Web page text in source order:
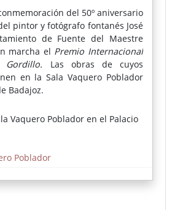
del 50º aniversario
pintor y fotógrafo fontanés José
de Fuente del Maestre
marcha el Premio Internacional
Las obras de cuyos
en la Sala Vaquero Poblador
Badajoz.
el ganador ha sido
con ‘The last Portrait’; el
sido para ‘Botas rojas’, de María
tercero ha recaído en la obra
González; y el premio para la
ha sido para Sergio Salgado por
Vaquero Poblador en el Palacio
Poblador